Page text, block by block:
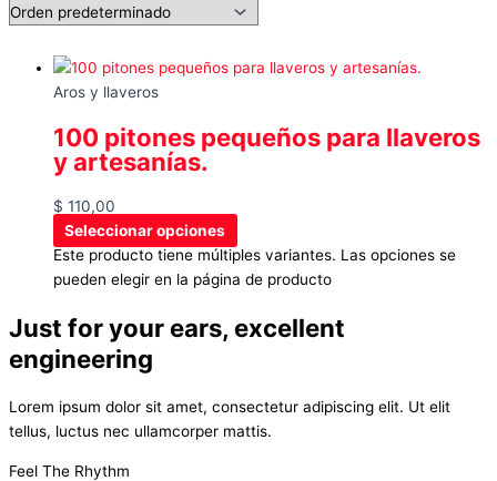
Aros y llaveros
100 pitones pequeños para llaveros
y artesanías.
$ 110,00
Seleccionar opciones
Este producto tiene múltiples variantes. Las opciones se
pueden elegir en la página de producto
Just for your ears, excellent
engineering
Lorem ipsum dolor sit amet, consectetur adipiscing elit. Ut elit
tellus, luctus nec ullamcorper mattis.
Feel The Rhythm